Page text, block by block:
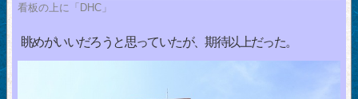
看板の上に「DHC」
眺めがいいだろうと思っていたが、期待以上だった。